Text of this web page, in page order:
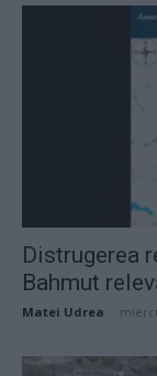
Distrugerea
Bahmut
Matei Udrea